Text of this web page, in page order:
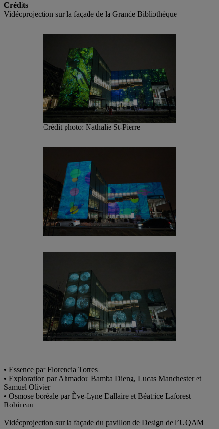
Crédits
Vidéoprojection sur la façade de la Grande Bibliothèque
Crédit photo: Nathalie St-Pierre
• Essence par Florencia Torres
• Exploration par Ahmadou Bamba Dieng, Lucas Manchester et
Samuel Olivier
• Osmose boréale par Ève-Lyne Dallaire et Béatrice Laforest
Robineau
Vidéoprojection sur la façade du pavillon de Design de l’UQAM